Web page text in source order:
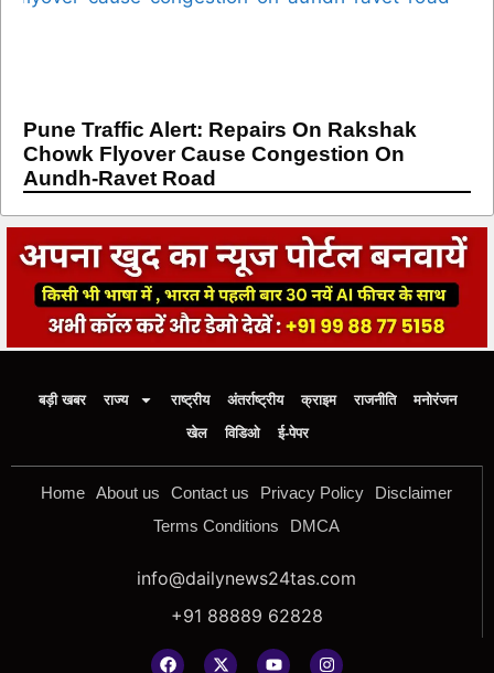
Pune Traffic Alert: Repairs On Rakshak
Chowk Flyover Cause Congestion On
Aundh-Ravet Road
बड़ी खबर राज्य राष्ट्रीय अंतर्राष्ट्रीय क्राइम राजनीति
मनोरंजन
खेल
विडिओ ई-पेपर
Home About us Contact us Privacy Policy
Disclaimer
Terms Conditions
DMCA
info@dailynews24tas.com
+91 88889 62828